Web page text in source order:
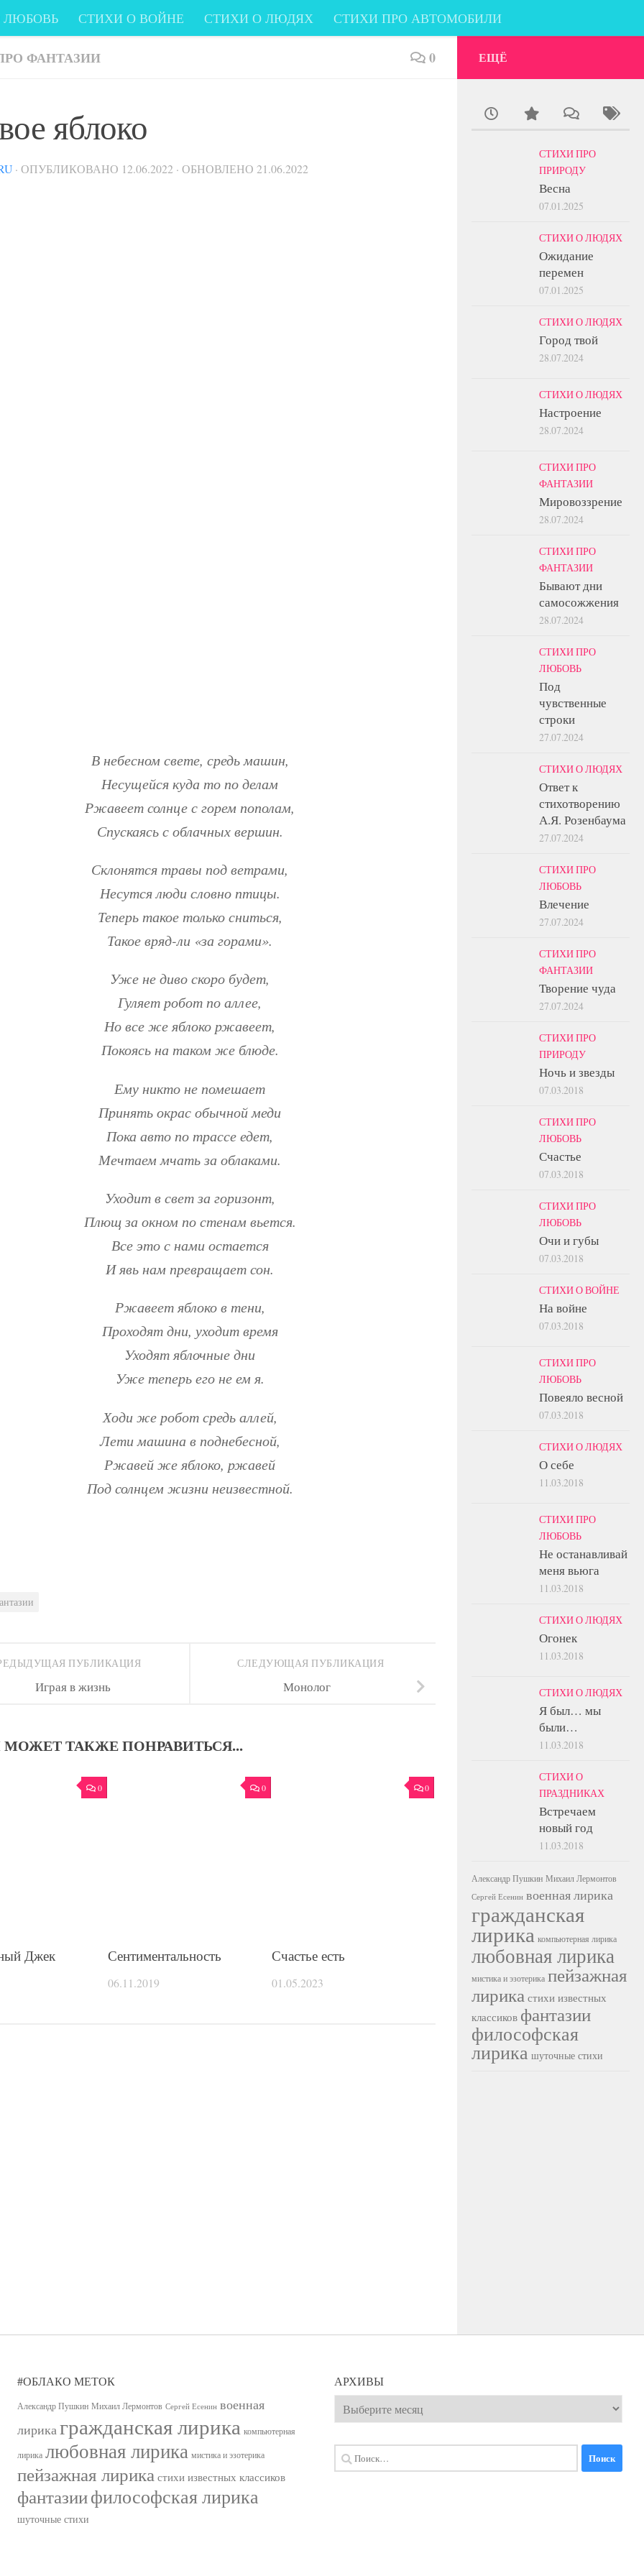
ЛЮБОВЬ СТИХИ О ВОЙНЕ СТИХИ О ЛЮДЯХ СТИХИ ПРО АВТОМОБИЛИ
СТИХИ ПРО КОМПЬЮТЕР
#ОБ АВТОРЕ
ФАНТАЗИИ 0
яблоко
· ОПУБЛИКОВАНО 12.06.2022 · ОБНОВЛЕНО 21.06.2022
В небесном свете, средь машин,
Несущейся куда то по делам
Ржавеет солнце с горем пополам,
Спускаясь с облачных вершин.
Склонятся травы под ветрами,
Несутся люди словно птицы.
Теперь такое только сниться,
Такое вряд-ли «за горами».
Уже не диво скоро будет,
Гуляет робот по аллее,
Но все же яблоко ржавеет,
Покоясь на таком же блюде.
Ему никто не помешает
Принять окрас обычной меди
Пока авто по трассе едет,
Мечтаем мчать за облаками.
Уходит в свет за горизонт,
Плющ за окном по стенам вьется.
Все это с нами остается
И явь нам превращает сон.
Ржавеет яблоко в тени,
Проходят дни, уходит время
Уходят яблочные дни
Уже теперь его не ем я.
Ходи же робот средь аллей,
Лети машина в поднебесной,
Ржавей же яблоко, ржавей
Под солнцем жизни неизвестной.
СЛЕДУЮЩАЯ ПУБЛИКАЦИЯ
Монолог
ПУБЛИКАЦИЯ
Играя в жизнь
ТАКЖЕ ПОНРАВИТЬСЯ...
0
Джек
0
Сентиментальность
06.11.2019
0
Счастье есть
01.05.2023
ЕЩЁ
СТИХИ ПРО
ПРИРОДУ
Весна
07.01.2025
СТИХИ О ЛЮДЯХ
Ожидание
перемен
07.01.2025
СТИХИ О ЛЮДЯХ
Город твой
28.07.2024
СТИХИ О ЛЮДЯХ
Настроение
28.07.2024
СТИХИ ПРО
ФАНТАЗИИ
Мировоззрение
28.07.2024
СТИХИ ПРО
ФАНТАЗИИ
Бывают дни
самосожжения
28.07.2024
СТИХИ ПРО
ЛЮБОВЬ
Под
чувственные
строки
27.07.2024
СТИХИ О ЛЮДЯХ
Ответ к
стихотворению
А.Я. Розенбаума
27.07.2024
СТИХИ ПРО
ЛЮБОВЬ
Влечение
27.07.2024
СТИХИ ПРО
ФАНТАЗИИ
Творение чуда
27.07.2024
СТИХИ ПРО
ПРИРОДУ
Ночь и звезды
07.03.2018
СТИХИ ПРО
ЛЮБОВЬ
Счастье
07.03.2018
СТИХИ ПРО
ЛЮБОВЬ
Очи и губы
07.03.2018
СТИХИ О ВОЙНЕ
На войне
07.03.2018
СТИХИ ПРО
ЛЮБОВЬ
Повеяло весной
07.03.2018
СТИХИ О ЛЮДЯХ
О себе
11.03.2018
СТИХИ ПРО
ЛЮБОВЬ
Не останавливай
меня вьюга
11.03.2018
СТИХИ О ЛЮДЯХ
Огонек
11.03.2018
СТИХИ О ЛЮДЯХ
Я был… мы
были…
11.03.2018
СТИХИ О
ПРАЗДНИКАХ
Встречаем
новый год
11.03.2018
Александр Пушкин Михаил Лермонтов
Сергей Есенин военная лирика
гражданская
лирика компьютерная лирика
любовная лирика
мистика и эзотерика пейзажная
лирика стихи известных
классиков фантазии
философская
лирика шуточные стихи
#ОБЛАКО МЕТОК
Александр Пушкин Михаил Лермонтов Сергей Есенин военная
лирикагражданская лирика компьютерная
лирика любовная лирика мистика и эзотерика
пейзажная лирика стихи известных классиков
фантазиифилософская лирика
шуточные стихи
АРХИВЫ
Архивы
Найти: